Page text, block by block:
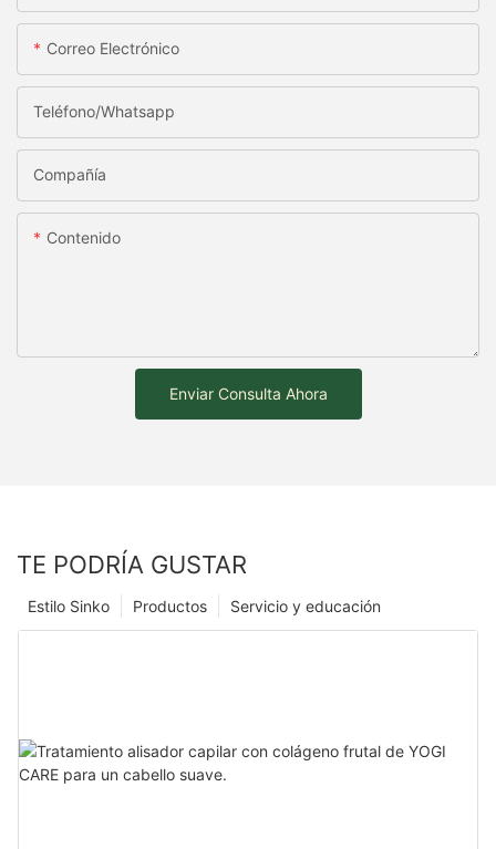
Correo Electrónico
Teléfono/whatsapp
Compañía
Contenido
Enviar Consulta Ahora
TE PODRÍA GUSTAR
Servicio y educación
Productos
Estilo Sinko